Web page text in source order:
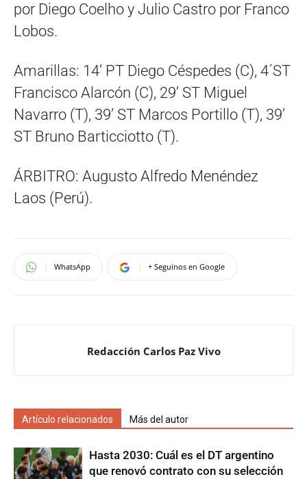
por Diego Coelho y Julio Castro por Franco
Lobos.
Amarillas: 14’ PT Diego Céspedes (C), 4´ST
Francisco Alarcón (C), 29’ ST Miguel
Navarro (T), 39’ ST Marcos Portillo (T), 39’
ST Bruno Barticciotto (T).
ÁRBITRO: Augusto Alfredo Menéndez
Laos (Perú).
WhatsApp + Seguinos en Google
Redacción Carlos Paz Vivo
Artículo relacionados Más del autor
Hasta 2030: Cuál es el DT argentino
que renovó contrato con su selección